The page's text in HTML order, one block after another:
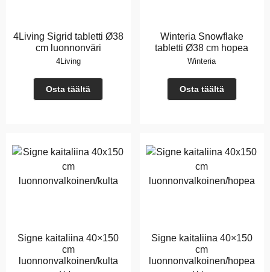
4Living Sigrid tabletti Ø38
cm luonnonväri
4Living
Osta täältä
Winteria Snowflake
tabletti Ø38 cm hopea
Winteria
Osta täältä
Signe kaitaliina 40×150
cm
luonnonvalkoinen/kulta
Signe kaitaliina 40×150
cm
luonnonvalkoinen/hopea